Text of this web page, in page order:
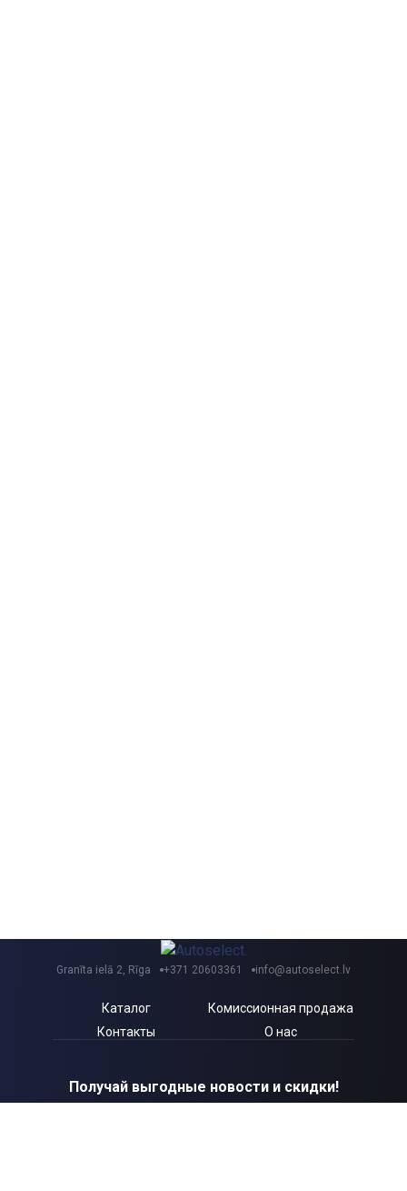
Granīta ielā 2, Rīga +371 20603361 info@autoselect.lv
Каталог
Комиссионная продажа
Контакты
О нас
Получай выгодные новости и скидки!